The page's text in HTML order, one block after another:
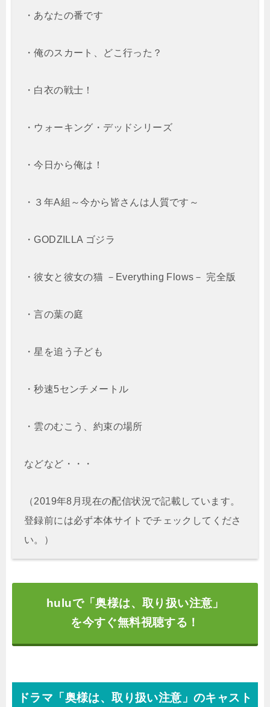
・あなたの番です
・俺のスカート、どこ行った？
・白衣の戦士！
・ウォーキング・デッドシリーズ
・今日から俺は！
・３年A組～今から皆さんは人質です～
・GODZILLA ゴジラ
・彼女と彼女の猫 －Everything Flows－ 完全版
・言の葉の庭
・星を追う子ども
・秒速5センチメートル
・雲のむこう、約束の場所
などなど・・・
（2019年8月現在の配信状況で記載しています。
登録前には必ず本体サイトでチェックしてくださ
い。）
huluで「奥様は、取り扱い注意」
を今すぐ無料視聴する！
ドラマ「奥様は、取り扱い注意」のキャスト